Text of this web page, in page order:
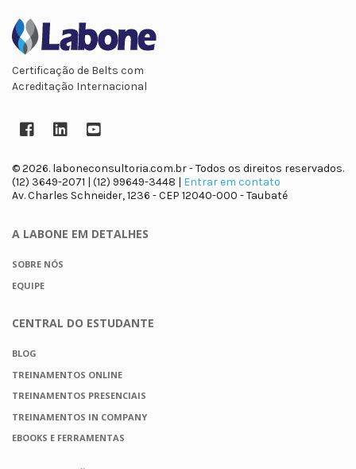
Certificação de Belts com
Acreditação Internacional
Facebook
LinkedInYouTube
© 2026. laboneconsultoria.com.br - Todos os direitos reservados.
(12) 3649-2071 | (12) 99649-3448 | Entrar em contato
Av. Charles Schneider, 1236 - CEP 12040-000 - Taubaté
A LABONE EM DETALHES
SOBRE NÓS
EQUIPE
CENTRAL DO ESTUDANTE
BLOG
TREINAMENTOS ONLINE
TREINAMENTOS PRESENCIAIS
TREINAMENTOS IN COMPANY
EBOOKS E FERRAMENTAS